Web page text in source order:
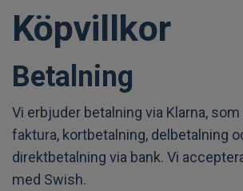
Köpvillkor
Betalning
Vi erbjuder betalning via Klarna,
faktura, kortbetalning, delbetalning
direktbetalning via bank. Vi
med Swish.